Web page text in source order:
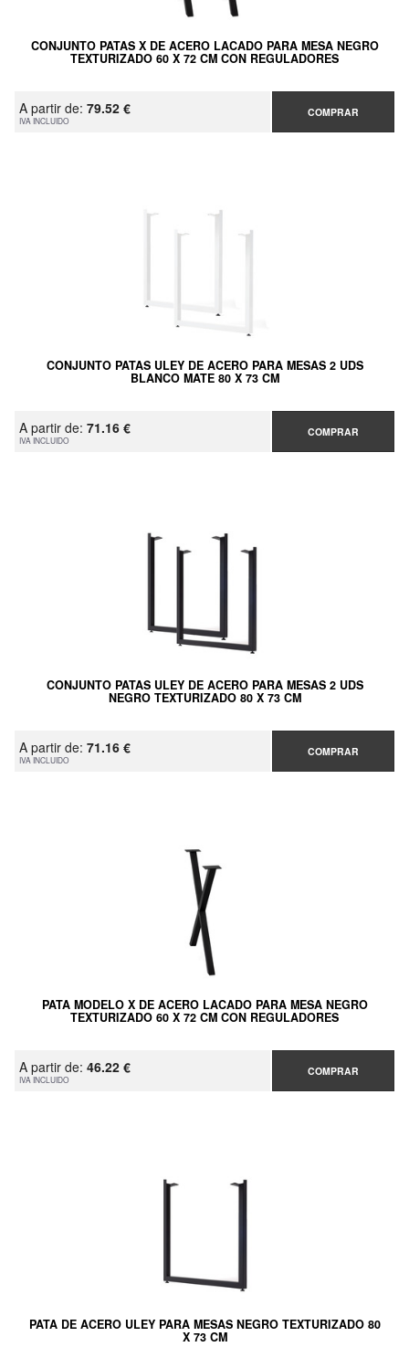
CONJUNTO PATAS X DE ACERO LACADO PARA MESA NEGRO
TEXTURIZADO 60 X 72 CM CON REGULADORES
A partir de: 79.52 €
IVA INCLUIDO
COMPRAR
CONJUNTO PATAS ULEY DE ACERO PARA MESAS 2 UDS
BLANCO MATE 80 X 73 CM
A partir de: 71.16 €
IVA INCLUIDO
COMPRAR
CONJUNTO PATAS ULEY DE ACERO PARA MESAS 2 UDS
NEGRO TEXTURIZADO 80 X 73 CM
A partir de: 71.16 €
IVA INCLUIDO
COMPRAR
PATA MODELO X DE ACERO LACADO PARA MESA NEGRO
TEXTURIZADO 60 X 72 CM CON REGULADORES
A partir de: 46.22 €
IVA INCLUIDO
COMPRAR
PATA DE ACERO ULEY PARA MESAS NEGRO TEXTURIZADO 80
X 73 CM